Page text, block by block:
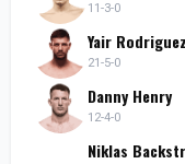
11-3-0
Yair Rodriguez
21-5-0
Danny Henry
12-4-0
Niklas